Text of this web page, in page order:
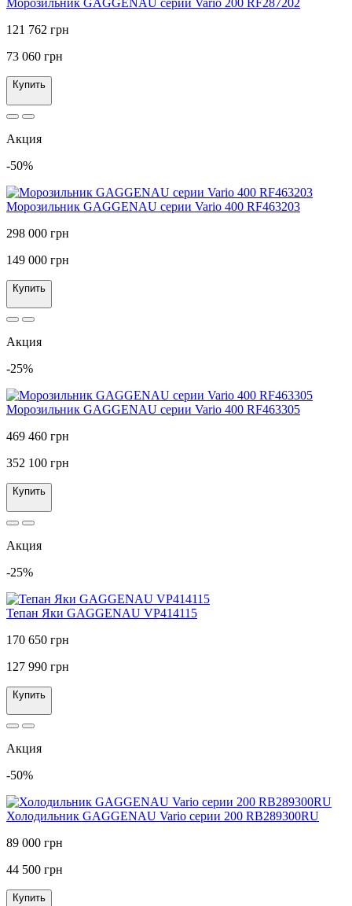
Морозильник GAGGENAU серии Vario 200 RF287202
121 762 грн
73 060 грн
Купить
Акция
-50%
Морозильник GAGGENAU серии Vario 400 RF463203
298 000 грн
149 000 грн
Купить
Акция
-25%
Морозильник GAGGENAU серии Vario 400 RF463305
469 460 грн
352 100 грн
Купить
Акция
-25%
Тепан Яки GAGGENAU VP414115
170 650 грн
127 990 грн
Купить
Акция
-50%
Холодильник GAGGENAU Vario серии 200 RB289300RU
89 000 грн
44 500 грн
Купить